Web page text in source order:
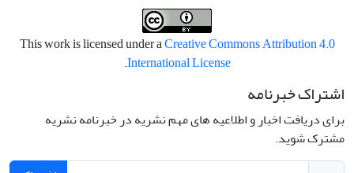
This work is licensed under aCreative Commons Attribution 4.0
International License
.
اشتراک خبرنامه
برای دریافت اخبار و اطلاعیه های مهم نشریه در خبرنامه نشریه
مشترک شوید.